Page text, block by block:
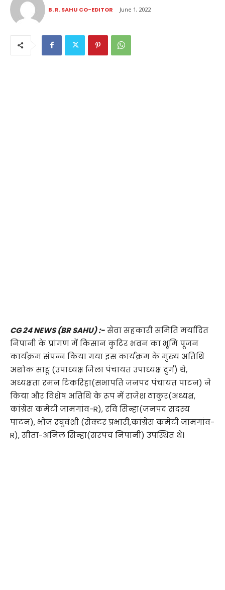
B. R. SAHU CO-EDITOR June 1, 2022
CG 24 NEWS (BR SAHU) :-सेवा सहकारी समिति मर्यादित
निपानी के प्रांगण में किसान कुटिर भवन का भूमि पूजन
कार्यक्रम संपन्न किया गया इस कार्यक्रम के मुख्य अतिथि
अशोक साहू (उपाध्यक्ष जिला पंचायत उपाध्यक्ष दुर्ग) थे,
अध्यक्षता रमन टिकरिहा(सभापति जनपद पंचायत पाटन) ने
किया और विशेष अतिथि के रूप में राजेश ठाकुर(अध्यक्ष,
कांग्रेस कमेटी जामगांव-R), रवि सिन्हा(जनपद सदस्य
पाटन), भोज रघुवंशी (सेक्टर प्रभारी,कांग्रेस कमेटी जामगांव-
R), सीता-अनिल सिन्हा(सरपंच निपानी) उपस्थित थे।